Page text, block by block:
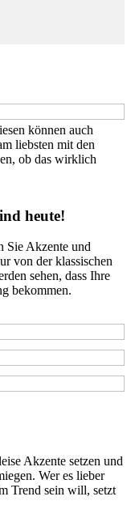
können auch
liebsten mit den
ob das wirklich
heute!
Sie Akzente und
von der klassischen
sehen, dass Ihre
bekommen.
Akzente setzen und
Wer es lieber
Trend sein will, setzt